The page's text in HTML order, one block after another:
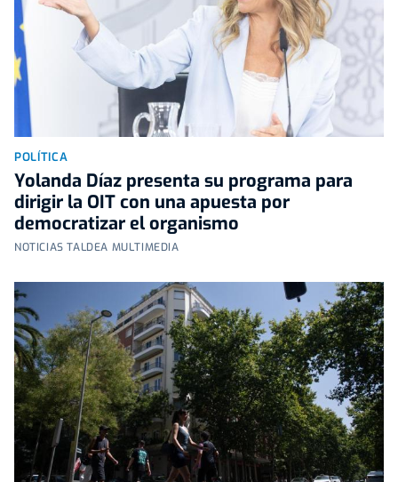
POLÍTICA
Yolanda Díaz presenta su programa para
dirigir la OIT con una apuesta por
democratizar el organismo
NOTICIAS TALDEA MULTIMEDIA